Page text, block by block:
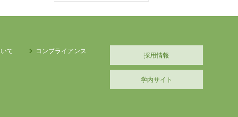
て
コンプライアンス
採用情報
学内サイト